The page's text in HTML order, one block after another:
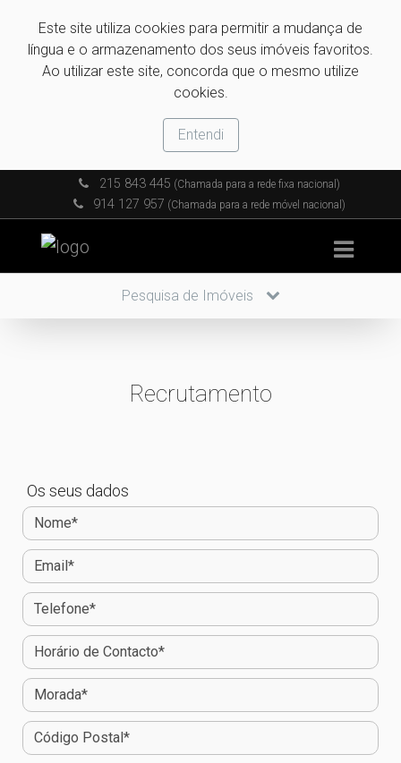
Este site utiliza cookies para permitir a mudança de
língua e o armazenamento dos seus imóveis favoritos.
Ao utilizar este site, concorda que o mesmo utilize
cookies.
Entendi
215 843 445 (Chamada para a rede fixa nacional)
914 127 957 (Chamada para a rede móvel nacional)
Pesquisa de Imóveis
Recrutamento
Os seus dados